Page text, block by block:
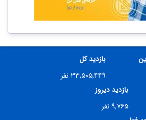
بازدید کل
۳۳,۵۰۵,۴۴۹ نفر
بازدید دیروز
۹,۷۶۵ نفر